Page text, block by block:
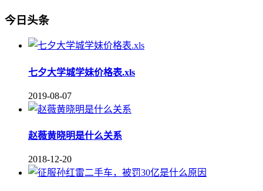
今日头条
七夕大学城学妹价格表.xls
2019-08-07
赵薇黄晓明是什么关系
2018-12-20